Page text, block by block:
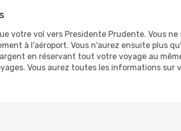
votre vol vers Presidente Prudente. Vous
à l'aéroport. Vous n'aurez ensuite plus
en réservant tout votre voyage au
Vous aurez toutes les informations sur